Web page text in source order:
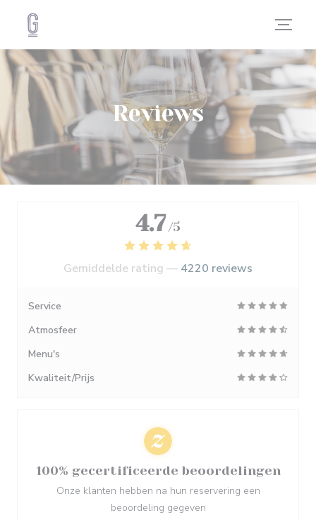
Reviews
4.7 /5
Gemiddelde rating — 4220 reviews
Service
Atmosfeer
Menu's
Kwaliteit/Prijs
100% gecertificeerde beoordelingen
Onze klanten hebben na hun reservering een
beoordeling gegeven